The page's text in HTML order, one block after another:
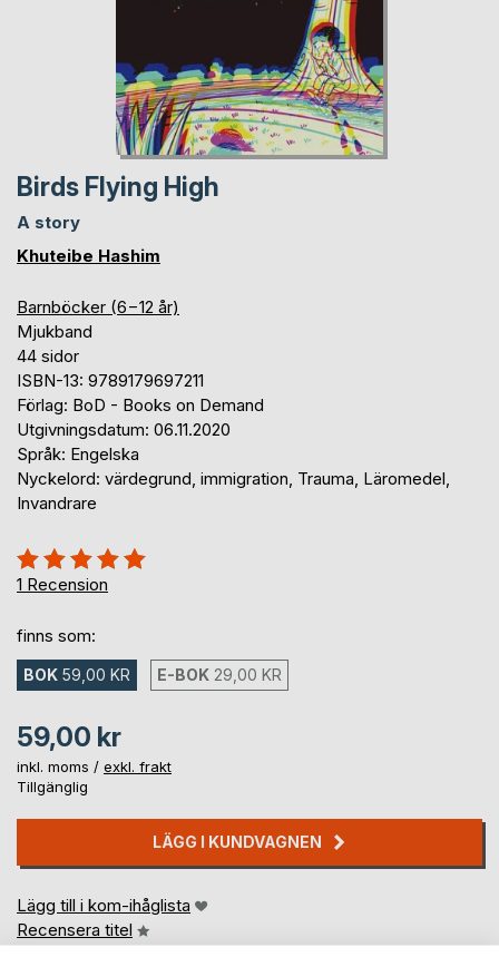
Birds Flying High
A story
Khuteibe Hashim
Barnböcker (6−12 år)
Mjukband
44 sidor
ISBN-13: 9789179697211
Förlag: BoD - Books on Demand
Utgivningsdatum: 06.11.2020
Språk: Engelska
Nyckelord: värdegrund, immigration, Trauma, Läromedel,
Invandrare
Betyg::
100%
1 Recension
finns som:
BOK 59,00 KR E-BOK 29,00 KR
59,00 kr
inkl. moms / exkl. frakt
Tillgänglig
LÄGG I KUNDVAGNEN
Lägg till i kom-ihåglista
Recensera titel